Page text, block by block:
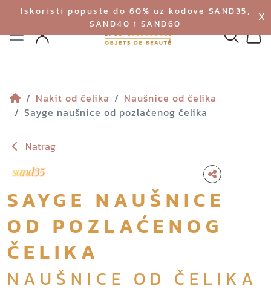
Iskoristi popuste do 60% uz kodove SAND35,
SAND40 i SAND60
X
Izbornik
Profil
Nakit od čelika
Naušnice od čelika
Sayge naušnice od pozlaćenog čelika
Natrag
SAYGE NAUŠNICE
OD POZLAĆENOG
ČELIKA
NAUŠNICE OD ČELIKA